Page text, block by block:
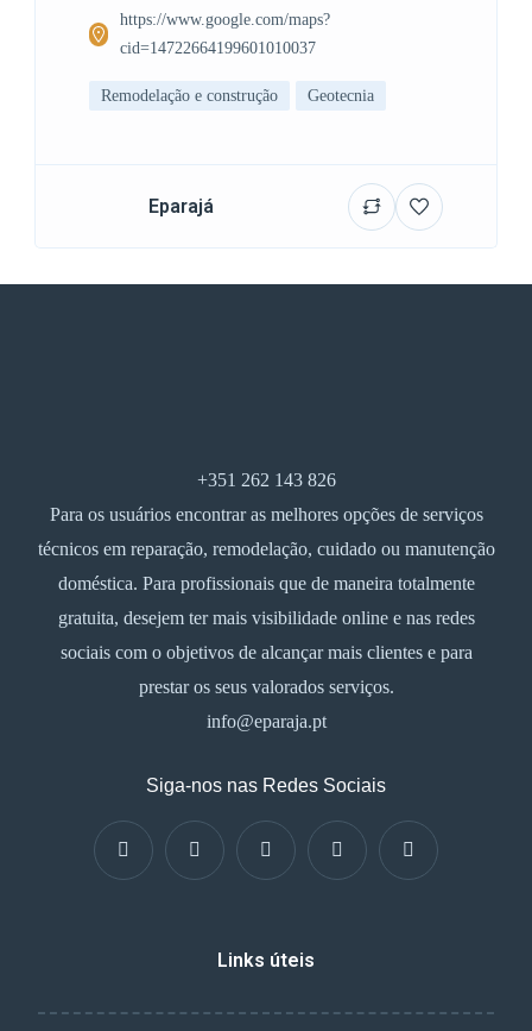
https://www.google.com/maps?
cid=14722664199601010037
Remodelação e construção Geotecnia
Eparajá
+351 262 143 826
Para os usuários encontrar as melhores opções de serviços
técnicos em reparação, remodelação, cuidado ou manutenção
doméstica. Para profissionais que de maneira totalmente
gratuita, desejem ter mais visibilidade online e nas redes
sociais com o objetivos de alcançar mais clientes e para
prestar os seus valorados serviços.
info@eparaja.pt
Siga-nos nas Redes Sociais
Links úteis